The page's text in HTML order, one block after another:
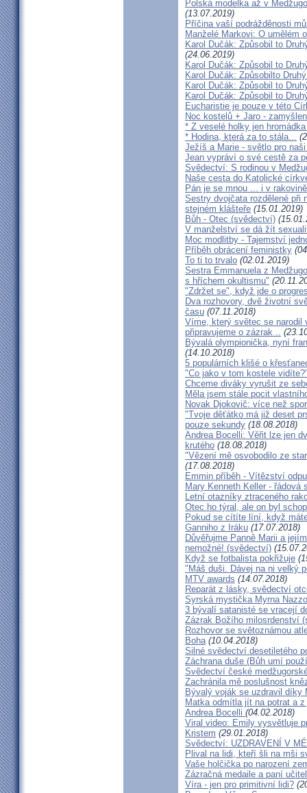
Polská modelka až v
(13.07.2019)
Příčina vaší podrážděnosti
Manželé Markovi: O umělém
Karol Dučák: Způsobil to
(24.06.2019)
Karol Dučák: Způsobil to
Karol Dučák: Způsobilto
Karol Dučák: Způsobil to
Karol Dučák: Způsobil to
Eucharistie je pouze v této
Noc kostelů + Jaro -
* Z veselé holky jen
* Hodina, která za to stála...
Ježíš a Marie - světlo pro
Jean vypráví o své cestě za
Svědectví: S rodinou v
Naše cesta do Katolické
Pán je se mnou ... i v
Sestry dvojčata rozdělené při
stejném klášteře (15.01.2019)
Bůh - Otec (svědectví)
V manželství se dá žít
Moc modlitby - Tajemství
Příběh obrácení feministky
To ti to trvalo (02.01.2019)
Sestra Emmanuela z
s hříchem okultismu"
"Zdržet se", když jde o
Dva rozhovory, dvě životní
času (07.11.2018)
Víme, který světec se narodil
připravujeme o zázrak ..
Bývalá olympionička, nyní
(14.10.2018)
5 populárních klišé o
"Co jako v tom kostele
Chceme diváky vyrušit ze
Měla jsem stále pocit
Novak Djokovič: více než
"Tvoje děťátko má již deset
pouze sekundy (18.08.2018)
Andrea Bocelli: Věřit lze jen
krutého (18.08.2018)
"Vězení mě osvobodilo ze
(17.08.2018)
Emmin příběh - Vítězství
Mary Kenneth Keller - řádová
Letní otazníky ztraceného
Otec ho týral, ale on byl
Pokud se cítíte líní, když
Ganniho z Iráku (17.07.2018)
Důvěřujme Panně Marii a
nemožné! (svědectví)
Když se fotbalista pokřižuje
"Máš duši. Dávej na ni velký
MTV awards (14.07.2018)
Reparát z lásky, svědectví
Syrská mystička Myrna
3 bývalí satanisté se vracejí
Zázrak Božího milosrdenství
Rozhovor se světoznámou
Boha(10.04.2018)
Silné svědectví desetiletého
Záchrana duše (Bůh umí
Svědectví české
Zachránila mě poslušnost
Bývalý voják se uzdravil díky
Matka odmítla jít na potrat a
Andrea Bocelli (04.02.2018)
Viral video: Emily vysvětluje
Kristem (29.01.2018)
Svědectví: UZDRAVENÍ V
Plival na lidi, kteří šli na mši
Vaše holčička po narození
Zázračná medaile a paní
Víra - jen pro primitivní lidi?